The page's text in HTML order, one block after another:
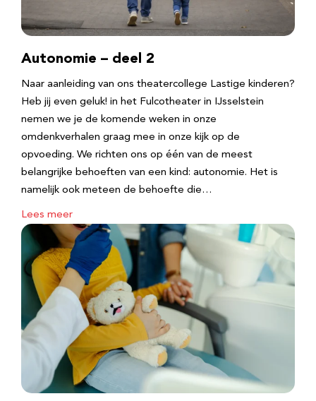
Autonomie – deel 2
Naar aanleiding van ons theatercollege Lastige kinderen?
Heb jij even geluk! in het Fulcotheater in IJsselstein
nemen we je de komende weken in onze
omdenkverhalen graag mee in onze kijk op de
opvoeding. We richten ons op één van de meest
belangrijke behoeften van een kind: autonomie. Het is
namelijk ook meteen de behoefte die…
Lees meer